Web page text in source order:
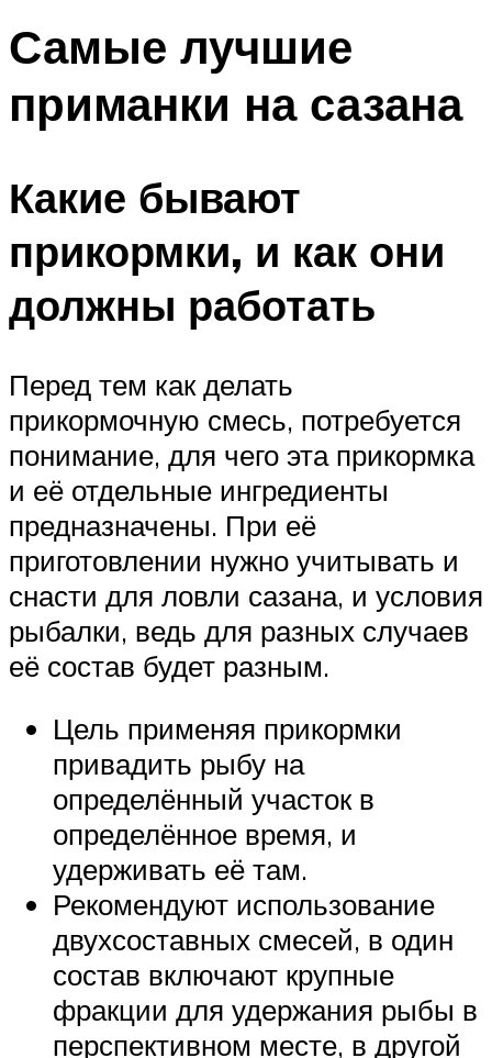
Самые лучшие
приманки на сазана
Какие бывают
прикормки, и как они
должны работать
Перед тем как делать
прикормочную смесь, потребуется
понимание, для чего эта прикормка
и её отдельные ингредиенты
предназначены. При её
приготовлении нужно учитывать и
снасти для ловли сазана, и условия
рыбалки, ведь для разных случаев
её состав будет разным.
Цель применяя прикормки
привадить рыбу на
определённый участок в
определённое время, и
удерживать её там.
Рекомендуют использование
двухсоставных смесей, в один
состав включают крупные
фракции для удержания рыбы в
перспективном месте, в другой